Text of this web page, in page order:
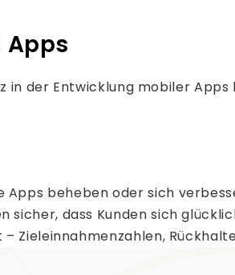
der Entwicklung mobiler
beheben oder sich
dass Kunden sich
Zieleinnahmenzahlen,